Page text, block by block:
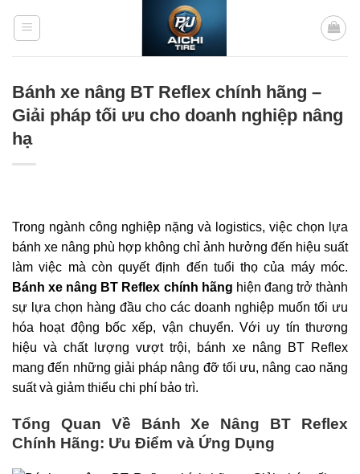
Bánh xe nâng BT Reflex chính hãng –
Giải pháp tối ưu cho doanh nghiệp nâng
hạ
Trong ngành công nghiệp nặng và logistics, việc chọn lựa
bánh xe nâng phù hợp không chỉ ảnh hưởng đến hiệu suất
làm việc mà còn quyết định đến tuổi thọ của máy móc.
Bánh xe nâng BT Reflex chính hãng hiện đang trở thành
sự lựa chọn hàng đầu cho các doanh nghiệp muốn tối ưu
hóa hoạt động bốc xếp, vận chuyển. Với uy tín thương
hiệu và chất lượng vượt trội, bánh xe nâng BT Reflex
mang đến những giải pháp nâng đỡ tối ưu, nâng cao năng
suất và giảm thiểu chi phí bảo trì.
Tổng Quan Về Bánh Xe Nâng BT Reflex
Chính Hãng: Ưu Điểm và Ứng Dụng